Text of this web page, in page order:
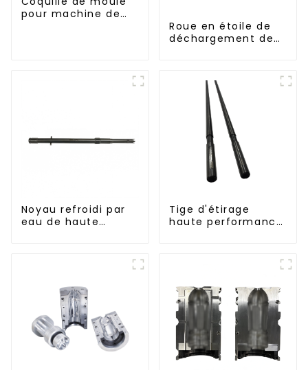
pour machine de
Roue en étoile de
déchargement de
Noyau refroidi par
eau de haute
Tige d'étirage
haute performance